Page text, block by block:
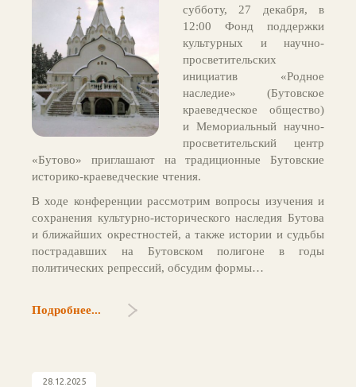
субботу, 27 декабря, в
12:00 Фонд поддержки
культурных и научно-
просветительских
инициатив «Родное
наследие» (Бутовское
краеведческое общество)
и Мемориальный научно-
просветительский центр
«Бутово» приглашают на традиционные Бутовские
историко-краеведческие чтения.
В ходе конференции рассмотрим вопросы изучения и
сохранения культурно-исторического наследия Бутова
и ближайших окрестностей, а также истории и судьбы
пострадавших на Бутовском полигоне в годы
политических репрессий, обсудим формы…
Подробнее...
28.12.2025